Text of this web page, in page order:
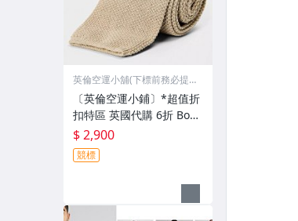
英倫空運小舖(下標前務必提
〔英倫空運小鋪〕*超值折
扣特區 英國代購 6折 Boss
針織 領帶 (有檔期)
$ 2,900
競標